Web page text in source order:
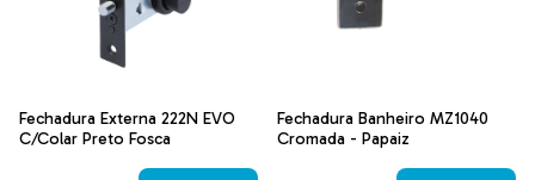
Fechadura Externa 222N EVO
C/Colar Preto Fosca
Fechadura Banheiro MZ1040
Cromada - Papaiz